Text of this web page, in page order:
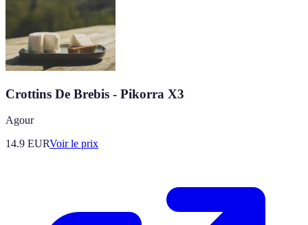
Crottins De Brebis - Pikorra X3
Agour
14.9 EURVoir le prix